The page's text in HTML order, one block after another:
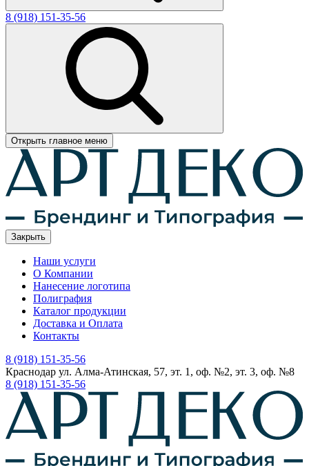
8 (918) 151-35-56
Открыть главное меню
Закрыть
Наши услуги
О Компании
Нанесение логотипа
Полиграфия
Каталог продукции
Доставка и Оплата
Контакты
8 (918) 151-35-56
Краснодар ул. Алма-Атинская, 57, эт. 1, оф. №2, эт. 3, оф. №8
8 (918) 151-35-56